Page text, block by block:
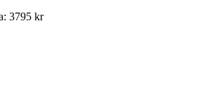
3795 kr